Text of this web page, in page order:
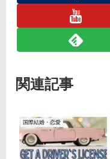
関連記事
国際結婚・恋愛